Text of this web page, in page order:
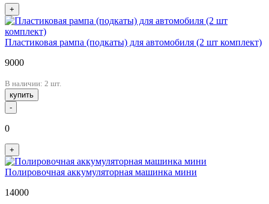
+
Пластиковая рампа (подкаты) для автомобиля (2 шт комплект)
9000
В наличии: 2 шт.
купить
-
0
+
Полировочная аккумуляторная машинка мини
14000